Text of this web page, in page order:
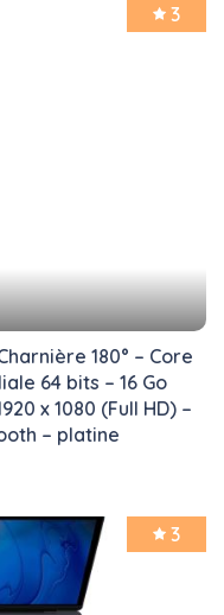
3
180° – Core
64 bits – 16 Go
x 1080 (Full HD) –
– platine
3